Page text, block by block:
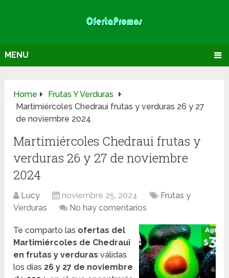
MENU
Home
Frutas Y Verduras
Martimiércoles Chedraui frutas y verduras 26 y 27
de noviembre 2024
Martimiércoles Chedraui frutas y
verduras 26 y 27 de noviembre
2024
Lucy noviembre 25, 2024
Frutas y
Verduras
No hay comentarios
Te comparto las ofertas del
Martimiércoles de Chedraui
en frutas y verduras válidas
los días 26 y 27 de noviembre